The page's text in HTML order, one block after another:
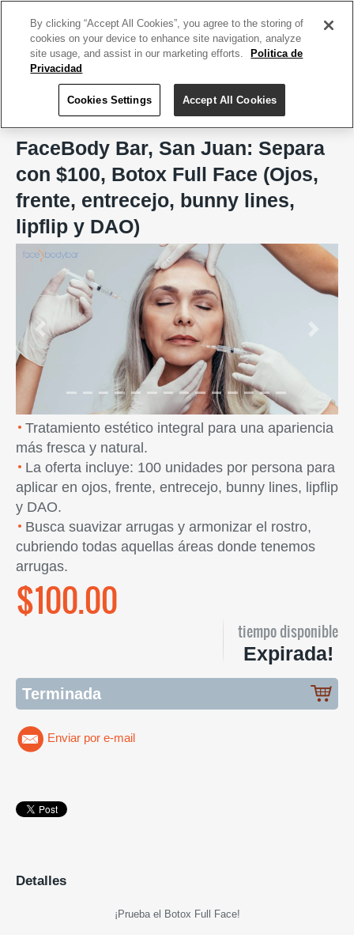
FaceBody Bar, San Juan
FaceBody Bar, San Juan: Separa
con $100, Botox Full Face (Ojos,
frente, entrecejo, bunny lines,
lipflip y DAO)
Previous
Tratamiento estético integral para una apariencia
más fresca y natural.
La oferta incluye: 100 unidades por persona para
aplicar en ojos, frente, entrecejo, bunny lines, lipflip
y DAO.
Busca suavizar arrugas y armonizar el rostro,
cubriendo todas aquellas áreas donde tenemos
arrugas.
$100.00
tiempo disponible
Expirada!
Terminada
Enviar por e-mail
Detalles
¡Prueba el Botox Full Face!
By clicking “Accept All Cookies”, you agree to the storing of
cookies on your device to enhance site navigation, analyze
site usage, and assist in our marketing efforts.
Politica de
Privacidad
Cookies Settings Accept All Cookies